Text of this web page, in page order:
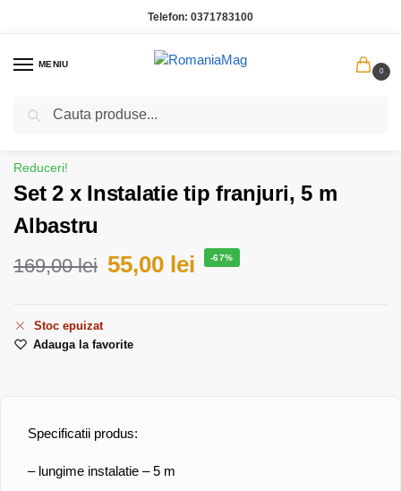
Telefon: 0371783100
MENIU
0
Prima pagină / Casa Gradina
Reduceri!
Set 2 x Instalatie tip franjuri, 5 m
Albastru
169,00lei 55,00 lei -67%
Stoc epuizat
Adauga la favorite
Specificatii produs:
– lungime instalatie – 5 m